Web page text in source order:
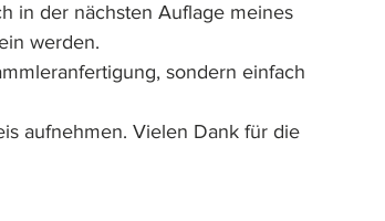
in der nächsten Auflage meines
werden.
sondern einfach
aufnehmen. Vielen Dank für die